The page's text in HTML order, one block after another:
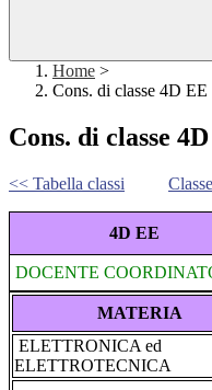
Home >
Cons. di classe 4D EE
Cons. di classe
<< Tabella classi
4D EE
DOCENTE
MATERIA
ELETTRONICA ed
ELETTROTECNICA